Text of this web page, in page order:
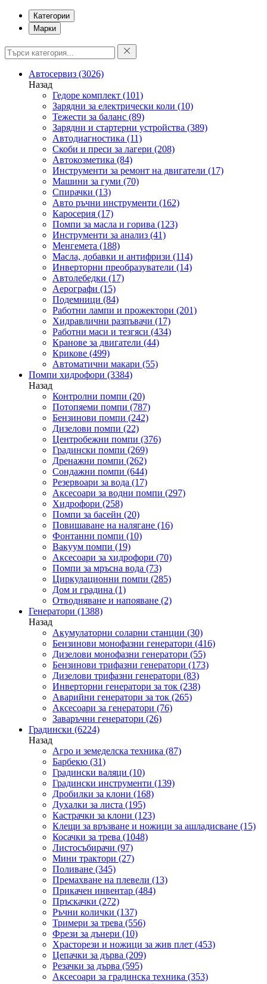
Категории
Марки
Автосервиз (3026)
Назад
Гедоре комплект (101)
Зарядни за електрически коли (10)
Тежести за баланс (89)
Зарядни и стартерни устройства (389)
Автодиагностика (11)
Скоби и преси за лагери (208)
Автокозметика (84)
Инструменти за ремонт на двигатели (17)
Машини за гуми (70)
Спирачки (13)
Авто ръчни инструменти (162)
Каросерия (17)
Помпи за масла и горива (123)
Инструменти за анализ (41)
Менгемета (188)
Масла, добавки и антифризи (114)
Инверторни преобразуватели (14)
Автолебедки (17)
Аерографи (15)
Подемници (84)
Работни лампи и прожектори (201)
Хидравлични разпъвачи (17)
Работни маси и тезгяси (434)
Кранове за двигатели (44)
Крикове (499)
Автоматични макари (55)
Помпи хидрофори (3384)
Назад
Контролни помпи (20)
Потопяеми помпи (787)
Бензинови помпи (242)
Дизелови помпи (22)
Центробежни помпи (376)
Градински помпи (269)
Дренажни помпи (262)
Сондажни помпи (644)
Резервоари за вода (17)
Аксесоари за водни помпи (297)
Хидрофори (258)
Помпи за басейн (20)
Повишаване на налягане (16)
Фонтанни помпи (10)
Вакуум помпи (19)
Аксесоари за хидрофори (70)
Помпи за мръсна вода (73)
Циркулационни помпи (285)
Дом и градина (1)
Отводняване и напояване (2)
Генератори (1388)
Назад
Акумулаторни соларни станции (30)
Бензинови монофазни генератори (416)
Дизелови монофазни генератори (55)
Бензинови трифазни генератори (173)
Дизелови трифазни генератори (83)
Инверторни генератори за ток (238)
Аварийни генератори за ток (265)
Аксесоари за генератори (76)
Заваръчни генератори (26)
Градински (6224)
Назад
Агро и земеделска техника (87)
Барбекю (31)
Градински валяци (10)
Градински инструменти (139)
Дробилки за клони (168)
Духалки за листа (195)
Кастрачки за клони (123)
Клещи за връзване и ножици за ашладисване (15)
Косачки за трева (1048)
Листосъбирачи (97)
Мини трактори (27)
Поливане (345)
Премахване на плевели (13)
Прикачен инвентар (484)
Пръскачки (272)
Ръчни колички (137)
Тримери за трева (556)
Фрези за дънери (10)
Храсторези и ножици за жив плет (453)
Цепачки за дърва (209)
Резачки за дърва (595)
Аксесоари за градинска техника (353)